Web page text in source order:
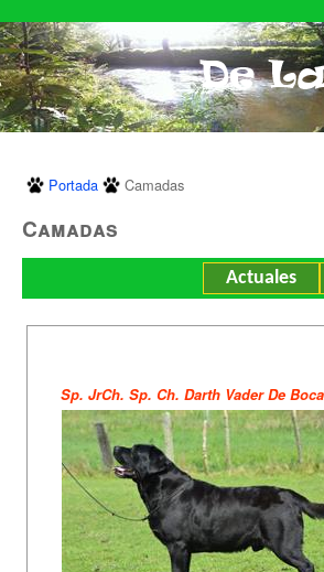
Portada Camadas
Camadas
Actuales
Sp. JrCh. Sp. Ch. Darth Vader De